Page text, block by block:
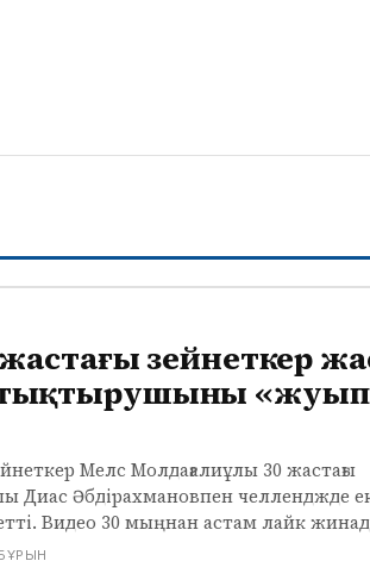
зейнеткер
Мелс Молдағалиұлы 30 жастағы
Әбдірахмановпен челленджде
Видео 30 мыңнан астам лайк